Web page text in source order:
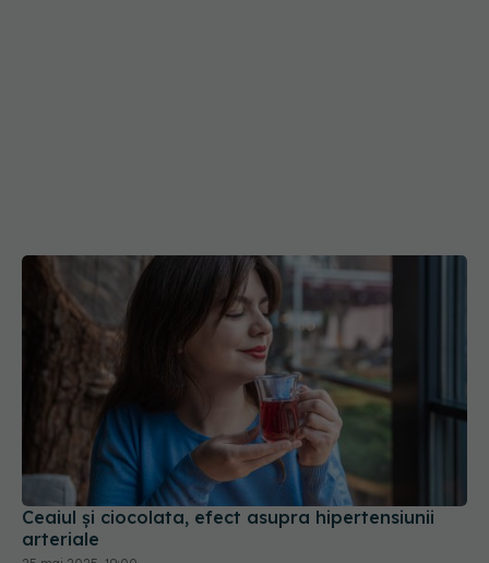
Ceaiul și ciocolata, efect asupra hipertensiunii
arteriale
25 mai 2025, 19:00